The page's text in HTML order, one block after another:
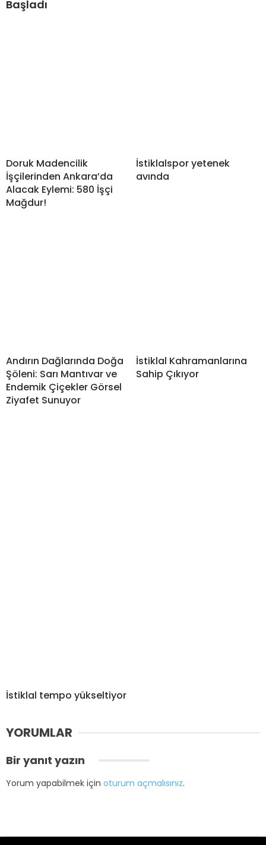
Başladı
Doruk Madencilik
İşçilerinden Ankara’da
Alacak Eylemi: 580 İşçi
Mağdur!
İstiklalspor yetenek
avında
Andırın Dağlarında Doğa
Şöleni: Sarı Mantıvar ve
Endemik Çiçekler Görsel
Ziyafet Sunuyor
İstiklal Kahramanlarına
Sahip Çıkıyor
İstiklal tempo yükseltiyor
YORUMLAR
Bir yanıt yazın
Yorum yapabilmek için oturum açmalısınız.